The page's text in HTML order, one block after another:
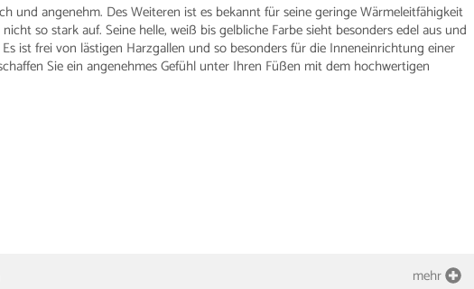
und angenehm. Des Weiteren ist es bekannt für seine geringe Wärmeleitfähigkeit
so stark auf. Seine helle, weiß bis gelbliche Farbe sieht besonders edel aus und
ist frei von lästigen Harzgallen und so besonders für die Inneneinrichtung einer
Sie ein angenehmes Gefühl unter Ihren Füßen mit dem hochwertigen
mehr